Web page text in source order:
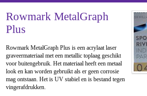
Rowmark MetalGraph
Plus
Rowmark MetalGraph Plus is een acrylaat laser
graveermateriaal met een metallic toplaag geschikt
voor buitengebruik. Het materiaal heeft een metaal
look en kan worden gebruikt als er geen corrosie
mag ontstaan. Het is UV stabiel en is bestand tegen
vingerafdrukken.